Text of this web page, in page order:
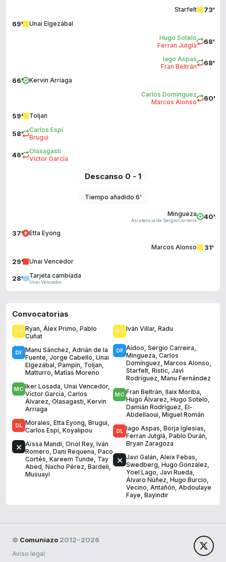
73'
Starfelt
69' Unai Elgezábal
68'
Hugo Sotelo
Ferran Jutglà
68'
Iago Aspas
Fran Beltrán
66' Kervin Arriaga
60'
Carlos Domínguez
Marcos Alonso
59' Toljan
58'
Carlos Espí
Brugui
46'
Olasagasti
Víctor García
Descanso 0 - 1
Tiempo añadido 6'
40'
Mingueza
Asistencia de Sergio Carreira
37' Etta Eyong
31'
Marcos Alonso
29' Unai Vencedor
28' Tarjeta cambiada
Unai Vencedor
Convocatorias
Ryan Álex Primo Pablo
Cuñat
Manu Sánchez Adrián de la
Fuente Jorge Cabello Unai
Elgezábal Pampín Toljan
Matturro Matías Moreno
Iker Losada Unai Vencedor,
Víctor García Carlos
Álvarez Olasagasti Kervin
Arriaga
Morales Etta Eyong Brugui
Carlos Espí Koyalipou
Aïssa Mandi Oriol Rey, Iván
Romero Dani Requena Paco
Cortés Kareem Tunde Tay
Abed Nacho Pérez Bardeli
Musuayi
Iván Villar, Radu
Aidoo Sergio Carreira
Mingueza Carlos
Domínguez Marcos Alonso
Starfelt Ristic Javi
Rodríguez Manu Fernández
Fran Beltrán Ilaix Moriba
Hugo Álvarez Hugo Sotelo
Damián Rodríguez El-
Abdellaoui Miguel Román
Iago Aspas Borja Iglesias
Ferran Jutglà Pablo Durán
Bryan Zaragoza
Javi Galán Aleix Febas
Swedberg Hugo González
Yoel Lago Javi Rueda
Álvaro Núñez Hugo Burcio
Vecino Antañón Abdoulaye
Faye Bayindir
© Comuniazo 2012−2026
Aviso legal